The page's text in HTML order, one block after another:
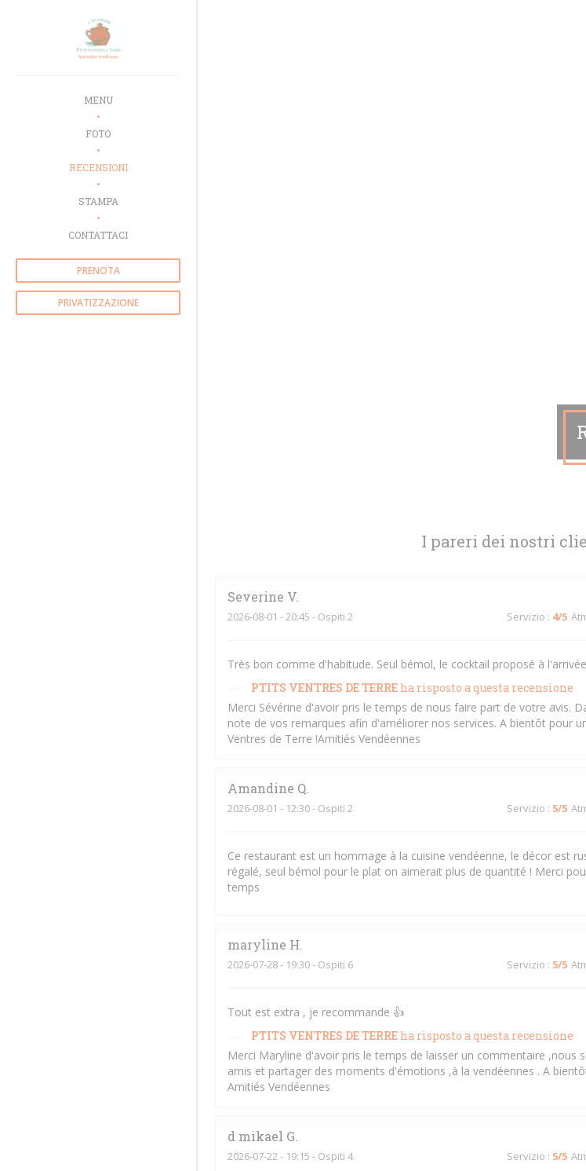
MENU
FOTO
RECENSIONI
STAMPA
CONTATTACI
PRENOTA
PRIVATIZZAZIONE
I pareri dei nostri
Severine V
2026-08-01 - 20:45 - Ospiti 2 Servizio : 4/5
Très bon comme d'habitude. Seul bémol, le cocktail proposé à
PTITS VENTRES DE TERRE ha risposto a questa recensione
Merci Sévérine d'avoir pris le temps de nous faire part de votre avis.
note de vos remarques afin d'améliorer nos services. A bientôt pour
Ventres de Terre !Amitiés Vendéennes
Amandine Q
2026-08-01 - 12:30 - Ospiti 2 Servizio : 5/5
Ce restaurant est un hommage à la cuisine vendéenne, le décor est
régalé, seul bémol pour le plat on aimerait plus de quantité ! Merci
temps
maryline H
2026-07-28- 19:30 - Ospiti 6 Servizio : 5/5
Tout est extra , je recommande 👍
PTITS VENTRES DE TERRE ha risposto a questa recensione
Merci Maryline d'avoir pris le temps de laisser un commentaire ,nous
amis et partager des moments d'émotions ,à la vendéennes . A
Amitiés Vendéennes
d mikael G
2026-07-22 - 19:15 - Ospiti 4 Servizio : 5/5